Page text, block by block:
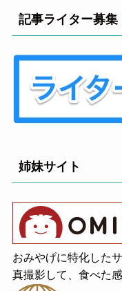
記事ライター募集
姉妹サイト
おみやげに特化した
真撮影して、食べた